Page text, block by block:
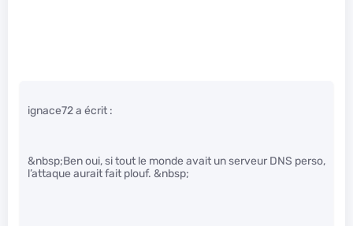
ignace72 a écrit :
&nbsp;Ben oui, si tout le monde avait un serveur DNS perso,
l’attaque aurait fait plouf. &nbsp;